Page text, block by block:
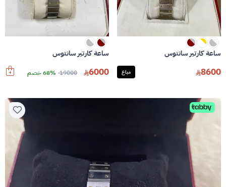
ساعة كارتير سانتوس
8600 مباع
ساعة كارتير سانتوس
6000
19000 68% خصم